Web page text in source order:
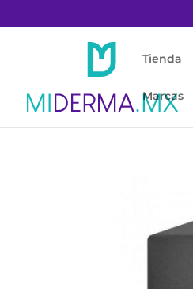
Tienda
Marcas